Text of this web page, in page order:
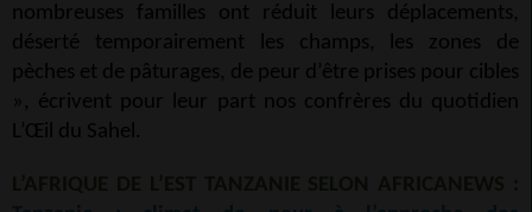
nombreuses familles ont réduit leurs déplacements,
déserté temporairement les champs, les zones de
pèches et de pâturages, de peur d’être prises pour cibles
», écrivent pour leur part nos confrères du quotidien
L’Œil du Sahel.